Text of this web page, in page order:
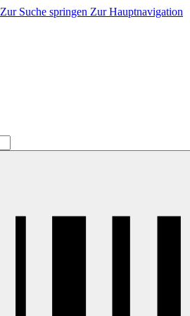
Zur Suche springen Zur Hauptnavigation